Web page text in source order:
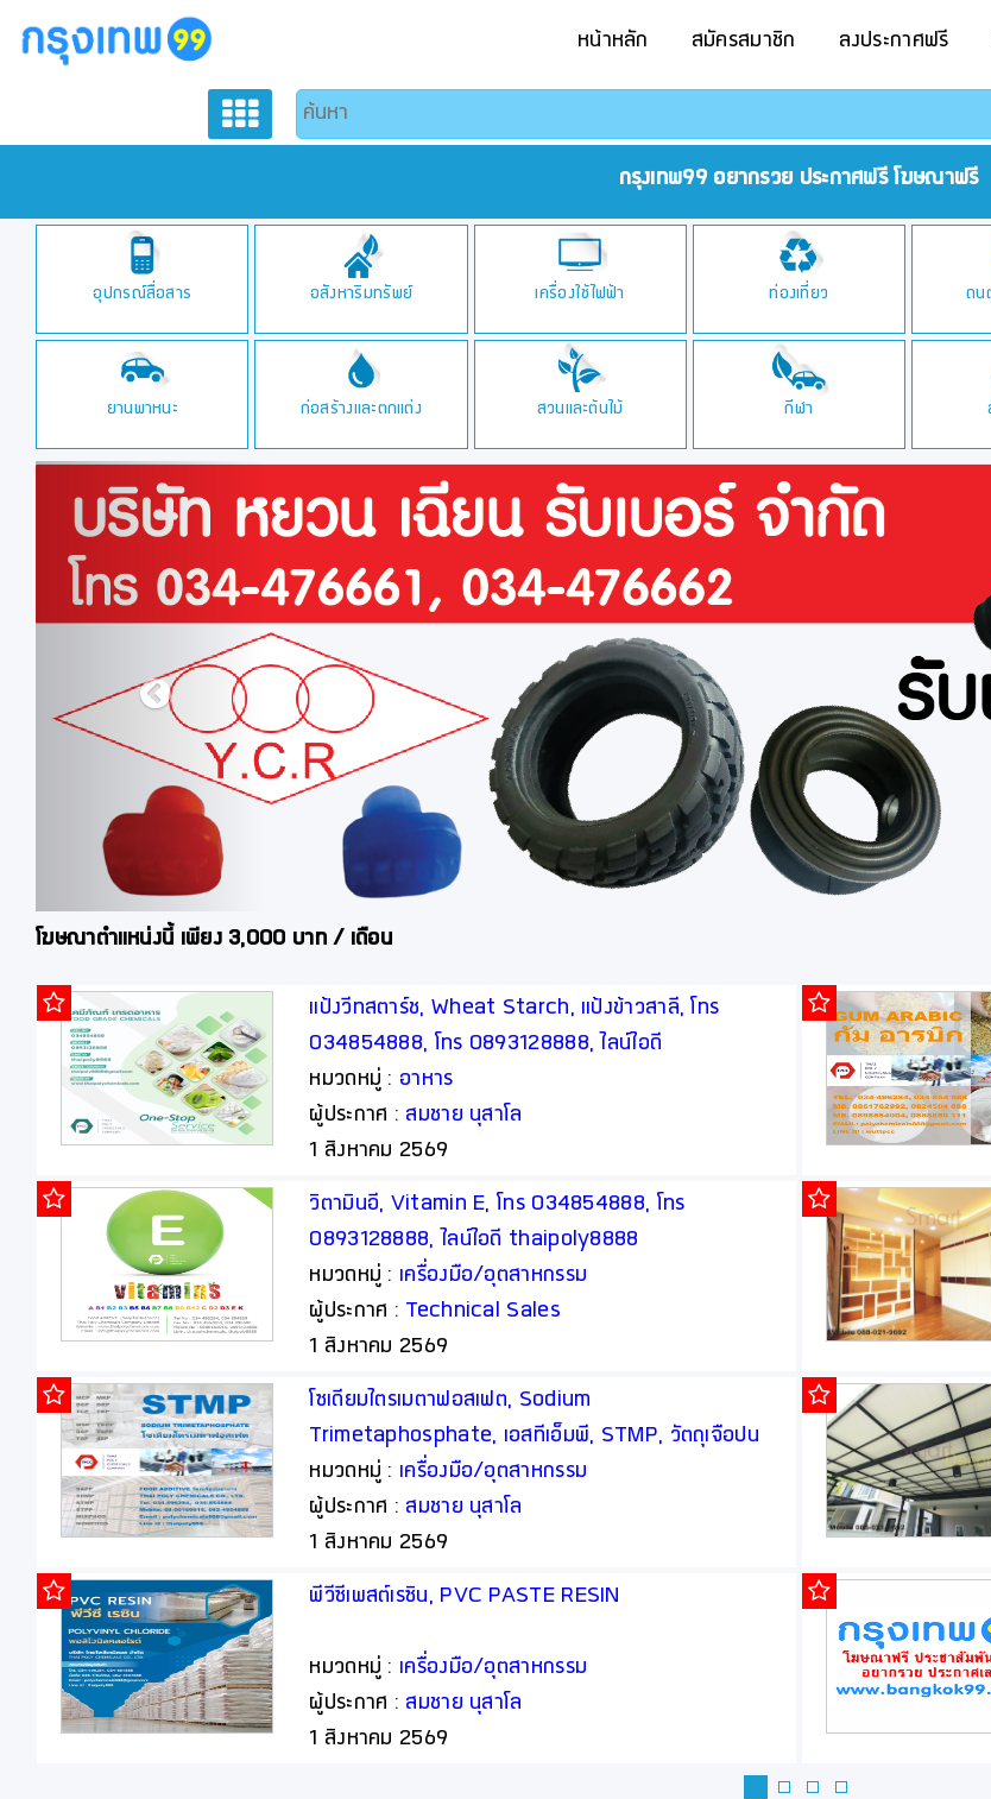
หน้าหลัก สมัครสมาชิก ลงประกาศฟรี
กรุงเทพ99 อยากรวย ประกาศฟรี โฆษณาฟรี
อุปกรณ์สื่อสาร
ยานพาหนะ
อสังหาริมทรัพย์
ก่อสร้างและตกแต่ง
เครื่องใช้ไฟฟ้า
สวนและต้นไม้
ท่องเที่ยว
กีฬา
ดน
โฆษณาตำแหน่งนี้ เพียง 3,000 บาท / เดือน
แป้งวีทสตาร์ช, Wheat Starch, แป้งข้าวสาลี, โทร
034854888, โทร 0893128888, ไลน์ไอดี
thaipoly8888
หมวดหมู่ : อาหาร
ผู้ประกาศ : สมชาย นุสาโล
1 สิงหาคม 2569
วิตามินอี, Vitamin E, โทร 034854888, โทร
0893128888, ไลน์ไอดี thaipoly8888
หมวดหมู่ : เครื่องมือ/อุตสาหกรรม
ผู้ประกาศ : Technical Sales
1 สิงหาคม 2569
โซเดียมไตรเมตาฟอสเฟต, Sodium
Trimetaphosphate, เอสทีเอ็มพี, STMP, วัตถุเจือปน
อาหาร, Food Additive
หมวดหมู่ : เครื่องมือ/อุตสาหกรรม
ผู้ประกาศ : สมชาย นุสาโล
1 สิงหาคม 2569
พีวีซีเพสต์เรซิน, PVC PASTE RESIN
หมวดหมู่ : เครื่องมือ/อุตสาหกรรม
ผู้ประกาศ : สมชาย นุสาโล
1 สิงหาคม 2569